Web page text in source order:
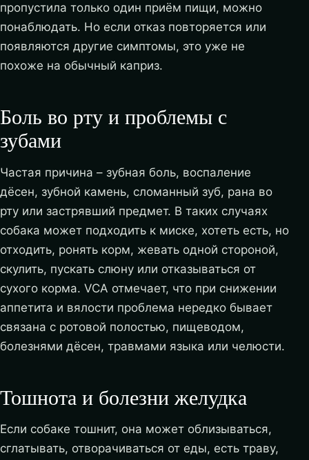
пропустила только один приём пищи, можно
понаблюдать. Но если отказ повторяется или
появляются другие симптомы, это уже не
похоже на обычный каприз.
Боль во рту и проблемы с
зубами
Частая причина – зубная боль, воспаление
дёсен, зубной камень, сломанный зуб, рана во
рту или застрявший предмет. В таких случаях
собака может подходить к миске, хотеть есть, но
отходить, ронять корм, жевать одной стороной,
скулить, пускать слюну или отказываться от
сухого корма. VCA отмечает, что при снижении
аппетита и вялости проблема нередко бывает
связана с ротовой полостью, пищеводом,
болезнями дёсен, травмами языка или челюсти.
Тошнота и болезни желудка
Если собаке тошнит, она может облизываться,
сглатывать, отворачиваться от еды, есть траву,